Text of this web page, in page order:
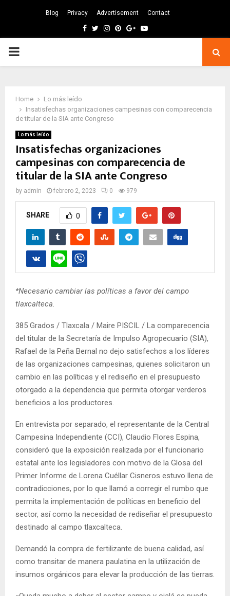
Blog Privacy Advertisement Contact
Facebook
TwitterInstagram
Pinterest
GoogleYoutube
PRIMARY
Home
Lo más leído
Insatisfechas organizaciones campesinas con comparecencia
de titular de la SIA ante Congreso
Lo más leído
Insatisfechas organizaciones
campesinas con comparecencia de
titular de la SIA ante Congreso
by admin febrero 2, 2023 0 979
SHARE 0
*Necesario cambiar las políticas a favor del campo
tlaxcalteca.
385 Grados / Tlaxcala / Maire PISCIL / La comparecencia
del titular de la Secretaría de Impulso Agropecuario (SIA),
Rafael de la Peña Bernal no dejo satisfechos a los líderes
de las organizaciones campesinas, quienes solicitaron un
cambio en las políticas y el rediseño en el presupuesto
otorgado a la dependencia que permita otorgar verderos
beneficios a los productores.
En entrevista por separado, el representante de la Central
Campesina Independiente (CCI), Claudio Flores Espina,
consideró que la exposición realizada por el funcionario
estatal ante los legisladores con motivo de la Glosa del
Primer Informe de Lorena Cuéllar Cisneros estuvo llena de
contradicciones, por lo que llamó a corregir el rumbo que
permita la implementación de políticas en beneficio del
sector, así como la necesidad de rediseñar el presupuesto
destinado al campo tlaxcalteca.
Demandó la compra de fertilizante de buena calidad, así
como transitar de manera paulatina en la utilización de
insumos orgánicos para elevar la producción de las tierras.